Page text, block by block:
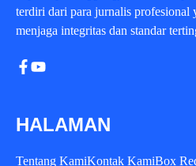
terdiri dari para jurnalis profesional
menjaga integritas dan standar
HALAMAN
Tentang KamiKontak KamiBox